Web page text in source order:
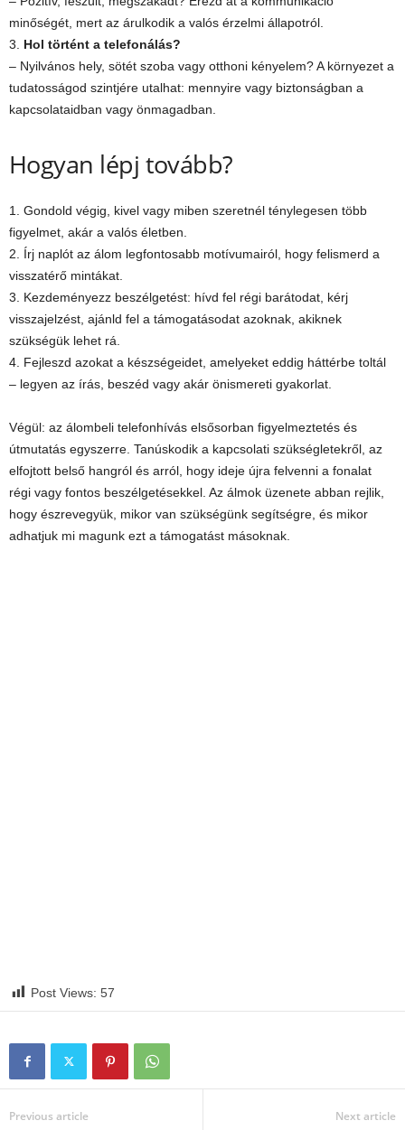
minőségét, mert az árulkodik a valós érzelmi állapotról.
3. Hol történt a telefonálás?
– Nyilvános hely, sötét szoba vagy otthoni kényelem? A környezet a
tudatosságod szintjére utalhat: mennyire vagy biztonságban a
kapcsolataidban vagy önmagadban.
Hogyan lépj tovább?
1. Gondold végig, kivel vagy miben szeretnél ténylegesen több
figyelmet, akár a valós életben.
2. Írj naplót az álom legfontosabb motívumairól, hogy felismerd a
visszatérő mintákat.
3. Kezdeményezz beszélgetést: hívd fel régi barátodat, kérj
visszajelzést, ajánld fel a támogatásodat azoknak, akiknek
szükségük lehet rá.
4. Fejleszd azokat a készségeidet, amelyeket eddig háttérbe toltál
– legyen az írás, beszéd vagy akár önismereti gyakorlat.
Végül: az álombeli telefonhívás elsősorban figyelmeztetés és
útmutatás egyszerre. Tanúskodik a kapcsolati szükségletekről, az
elfojtott belső hangról és arról, hogy ideje újra felvenni a fonalat
régi vagy fontos beszélgetésekkel. Az álmok üzenete abban rejlik,
hogy észrevegyük, mikor van szükségünk segítségre, és mikor
adhatjuk mi magunk ezt a támogatást másoknak.
Post Views: 57
Previous article Next article